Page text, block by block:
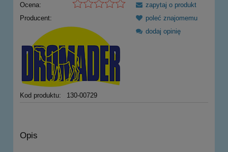
Ocena:
Producent:
Kod produktu: 130-00729
zapytaj o produkt
poleć znajomemu
dodaj opinię
Opis